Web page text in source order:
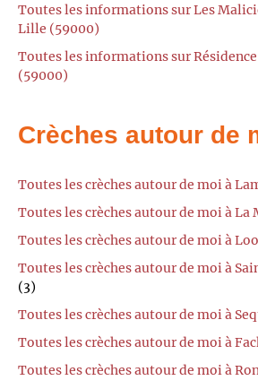
Toutes les informations sur Les
Lille (59000)
Toutes les informations sur
(59000)
Crèches autour de
Toutes les crèches autour de moi à
Toutes les crèches autour de moi à La
Toutes les crèches autour de moi à
Toutes les crèches autour de moi à
(3)
Toutes les crèches autour de moi à
Toutes les crèches autour de moi à
Toutes les crèches autour de moi à